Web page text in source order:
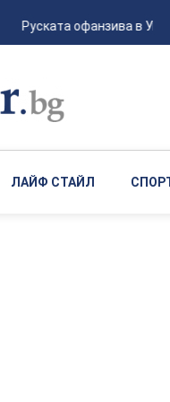
Руската офанзива в
ЛАЙФ СТАЙЛ